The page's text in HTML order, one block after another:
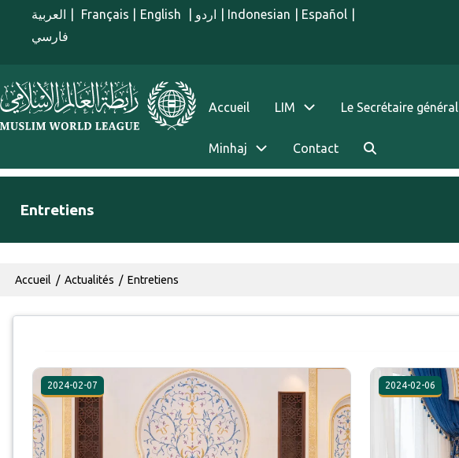
Aller au contenu principal
العربية Français English اردو Indonesian Español
فارسي
menu french
Accueil LIM Le Secrétaire général
Minhaj Contact
Entretiens
Fil d'Ariane
Accueil Actualités Entretiens
2024-02-07 2024-02-06